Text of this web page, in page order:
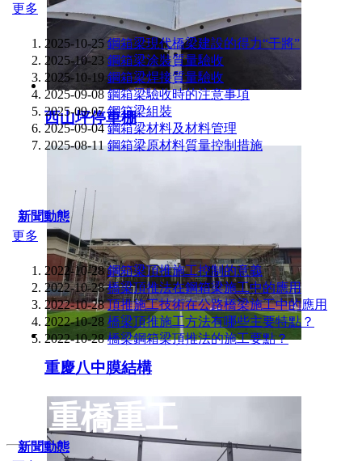
西山坪停車棚
重慶八中膜結構
更多
2025-10-25 鋼箱梁現代橋梁建設的得力“干將”
2025-10-23 鋼箱梁涂裝質量驗收
2025-10-19 鋼箱梁焊接質量驗收
2025-09-08 鋼箱梁驗收時的注意事項
2025-09-07 鋼箱梁組裝
2025-09-04 鋼箱梁材料及材料管理
2025-08-11 鋼箱梁原材料質量控制措施
新聞動態
更多
2022-10-28 鋼箱梁頂推施工控制的意義
2022-10-28 橋梁頂推法在鋼箱梁施工中的應用
2022-10-28 頂推施工技術在公路橋梁施工中的應用
2022-10-28 橋梁頂推施工方法有哪些主要特點？
2022-10-28 橋梁鋼箱梁頂推法的施工要點？
新聞動態
重橋重工